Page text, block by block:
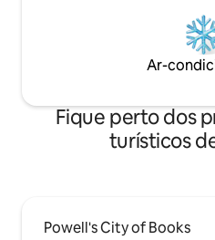
Ar-
Fique perto dos
turísticos
Powell's City of Books